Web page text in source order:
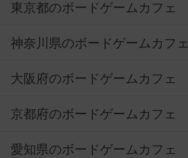
東京都のボードゲームカフェ
神奈川県のボードゲームカフェ
大阪府のボードゲームカフェ
京都府のボードゲームカフェ
愛知県のボードゲームカフェ